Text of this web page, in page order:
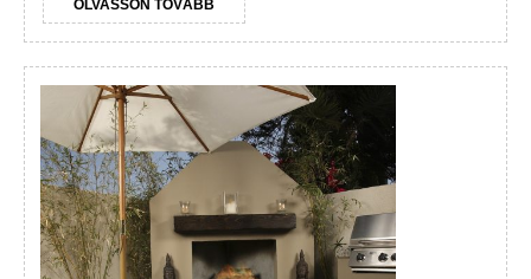
OLVASSON TOVÁBB OLVASSON
TOVÁBB